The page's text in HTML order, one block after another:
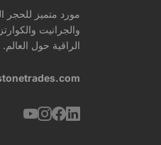
مورد متميز
والجرانيت
الراقية حول العالم.